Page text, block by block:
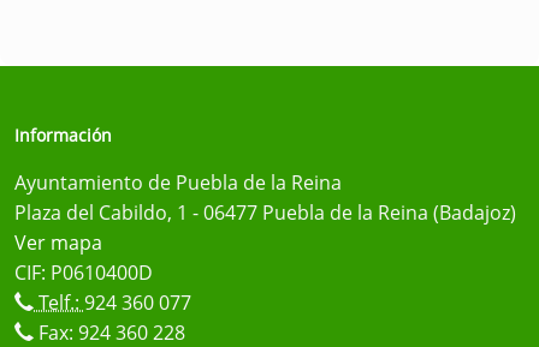
Información
Ayuntamiento de Puebla de la Reina
Plaza del Cabildo, 1 - 06477 Puebla de la Reina (Badajoz)
Ver mapa
CIF: P0610400D
Telf.: 924 360 077
Fax: 924 360 228